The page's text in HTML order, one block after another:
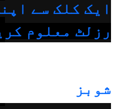
ایک کلک سے
رزلٹ معلوم
شوبز